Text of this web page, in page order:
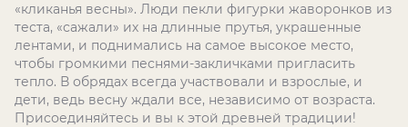
«кликанья весны». Люди пекли фигурки жаворонков из
теста, «сажали» их на длинные прутья, украшенные
лентами, и поднимались на самое высокое место,
чтобы громкими песнями-закличками пригласить
тепло. В обрядах всегда участвовали и взрослые, и
дети, ведь весну ждали все, независимо от возраста.
Присоединяйтесь и вы к этой древней традиции!